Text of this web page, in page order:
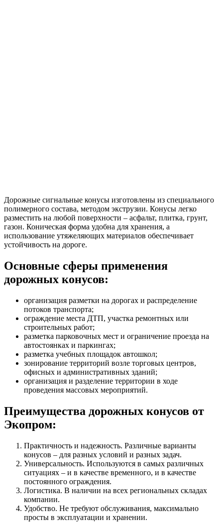
Дорожные сигнальные конусы изготовлены из специального
полимерного состава, методом экструзии. Конусы легко
разместить на любой поверхности – асфальт, плитка, грунт,
газон. Коническая форма удобна для хранения, а
использование утяжеляющих материалов обеспечивает
устойчивость на дороге.
Основные сферы применения
дорожных конусов:
организация разметки на дорогах и распределение
потоков транспорта;
ограждение места ДТП, участка ремонтных или
строительных работ;
разметка парковочных мест и ограничение проезда на
автостоянках и паркингах;
разметка учебных площадок автошкол;
зонирование территорий возле торговых центров,
офисных и административных зданий;
организация и разделение территории в ходе
проведения массовых мероприятий.
Преимущества дорожных конусов от
Экопром:
Практичность и надежность. Различные варианты
конусов – для разных условий и разных задач.
Универсальность. Используются в самых различных
ситуациях – и в качестве временного, и в качестве
постоянного ограждения.
Логистика. В наличии на всех региональных складах
компании.
Удобство. Не требуют обслуживания, максимально
просты в эксплуатации и хранении.